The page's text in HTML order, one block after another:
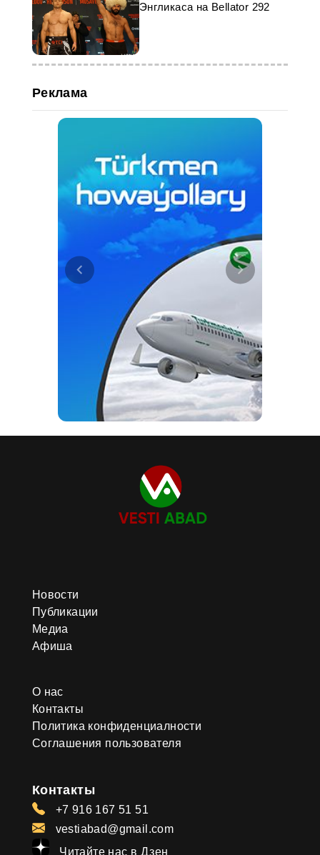
Энгликаса на Bellator 292
Реклама
Новости
Публикации
Медиа
Афиша
О нас
Контакты
Политика конфиденциалности
Соглашения пользователя
Контакты
+7 916 167 51 51
vestiabad@gmail.com
Читайте нас в Дзен